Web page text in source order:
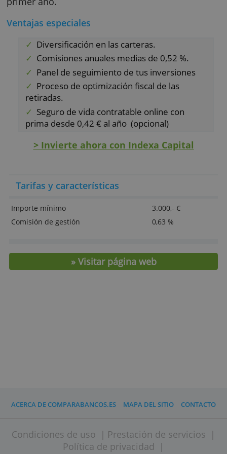
Cecabank que es la segunda entidad
depositaria de España. Acogido al fondo de
Garantía de Inversiones.
Y, por último, pero no menos importante
es, que si ya eres cliente de Indexa Capital,
tienes la opción de contratarun plan de
vidaque resulta ser el plan de vida más
económico de este país.
Promoción: ahórrate la comisión de gestión
sobre los primeros 10.000 euros durante el
Ventajas especiales
Diversificación en las carteras.
Comisiones anuales medias de 0,52 %.
Proceso de optimización fiscal de las
retiradas.
Comisión de gestión
0,63 %
RECHAZAR TODO
MOSTRAR DETALLES